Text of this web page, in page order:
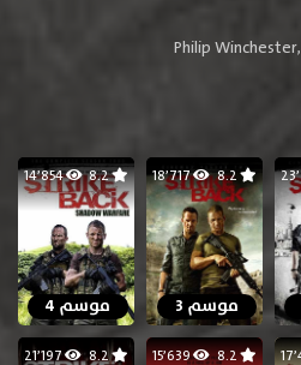
Philip Winchester,
18٬717
موسم 3
8.2 14٬854
موسم 4
8.2 15٬639 8.2 21٬197